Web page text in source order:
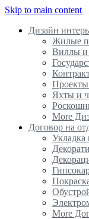
Skip to main content
Дизайн
Жилые
Виллы и
Яхты и
More
Договор на
Укладка
More